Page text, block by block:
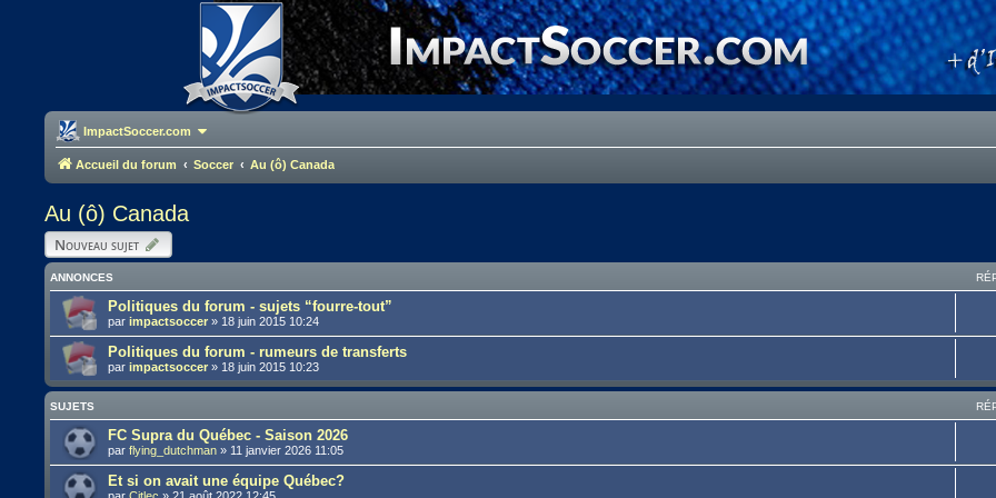
ImpactSoccer.com
Accueil du forum Soccer Au (ô) Canada
Au (ô) Canada
Nouveau sujet
ANNONCES
Politiques du forum - sujets “fourre-tout”
parimpactsoccer » 18 juin 2015 10:24
Politiques du forum - rumeurs de transferts
parimpactsoccer » 18 juin 2015 10:23
SUJETS
FC Supra du Québec - Saison 2026
parflying_dutchman » 11 janvier 2026 11:05
Et si on avait une équipe Québec?